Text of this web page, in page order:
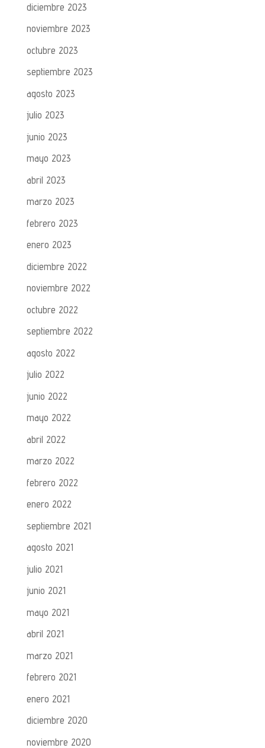
diciembre 2023
noviembre 2023
octubre 2023
septiembre 2023
agosto 2023
julio 2023
junio 2023
mayo 2023
abril 2023
marzo 2023
febrero 2023
enero 2023
diciembre 2022
noviembre 2022
octubre 2022
septiembre 2022
agosto 2022
julio 2022
junio 2022
mayo 2022
abril 2022
marzo 2022
febrero 2022
enero 2022
septiembre 2021
agosto 2021
julio 2021
junio 2021
mayo 2021
abril 2021
marzo 2021
febrero 2021
enero 2021
diciembre 2020
noviembre 2020